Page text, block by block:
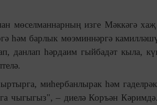
мөселманнарның изге Мәккәгә
һәм барлык мөэминнәргә
данлап һәрдаим гыйбадәт кыла,
миһербанлырак һәм
чыгыгыз", – диелә Коръән